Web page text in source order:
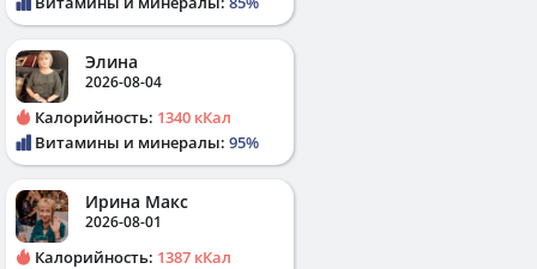
Элина
2026-08-04
Калорийность: 1340 кКал
Витамины и минералы: 95%
Ирина Макс
2026-08-01
Калорийность: 1387 кКал